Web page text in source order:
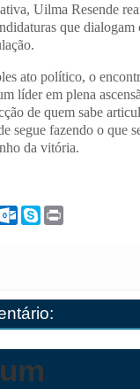
Uilma Resende
que dialogam
ato político, o
líder em plena
de quem sabe
segue fazendo o que
da vitória.
M
O
u
k
.
c
S
k